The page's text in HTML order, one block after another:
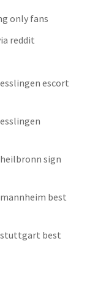
only fans
reddit
escort
sign
best
best